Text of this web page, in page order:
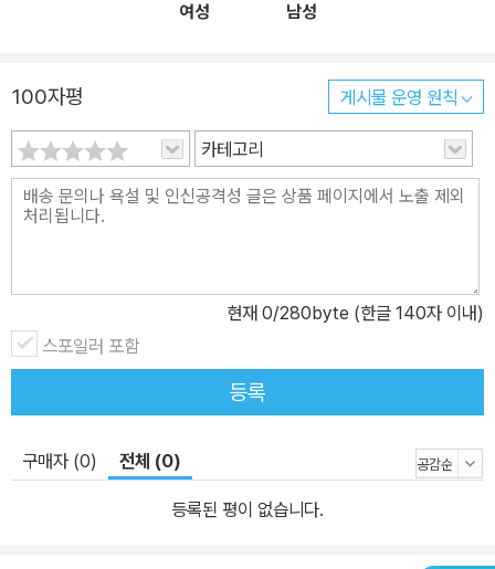
여성
남성
100자평 게시물 운영 원칙
카테고리
현재 0/280byte (한글 140자 이내)
스포일러 포함
등록
구매자 (0) 전체 (0)
등록된 평이 없습니다.